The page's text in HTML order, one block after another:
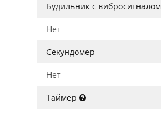
Будильник с вибросигналом
Нет
Секундомер
Нет
Таймер